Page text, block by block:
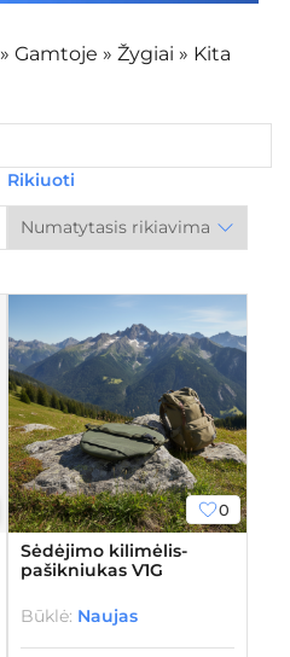
» Gamtoje » Žygiai » Kita
Rikiuoti
0
Sėdėjimo kilimėlis-
pašikniukas V1G
Būklė: Naujas